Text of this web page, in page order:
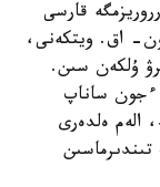
قارسى
اق. ويتكەنى،
ۇلكەن سىن.
ءجون ساناپ
الەم ەلدەرى